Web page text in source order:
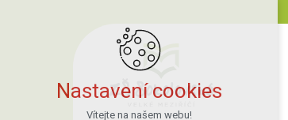
Nastavení cookies
Vítejte na našem webu!